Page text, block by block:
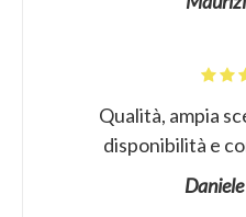
Qualità, ampia
disponibilità e